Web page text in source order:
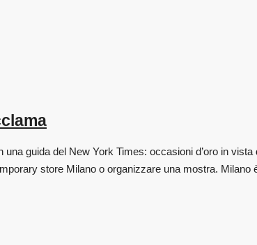
guida del New York Times: occasioni d’oro in
store Milano o organizzare una mostra. Milano